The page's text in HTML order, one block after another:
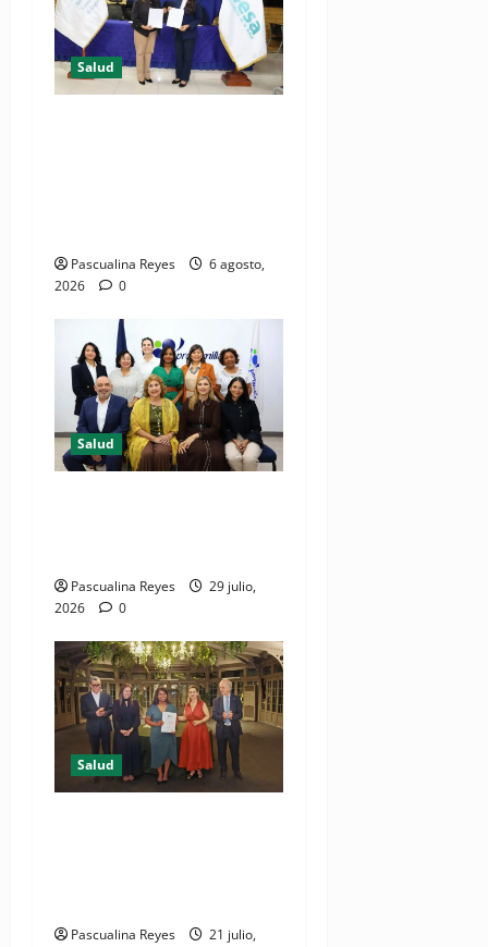
Salud
Pascualina Reyes
6 agosto,
2026
0
Salud
Pascualina Reyes
29 julio,
2026
0
Salud
Pascualina Reyes
21 julio,